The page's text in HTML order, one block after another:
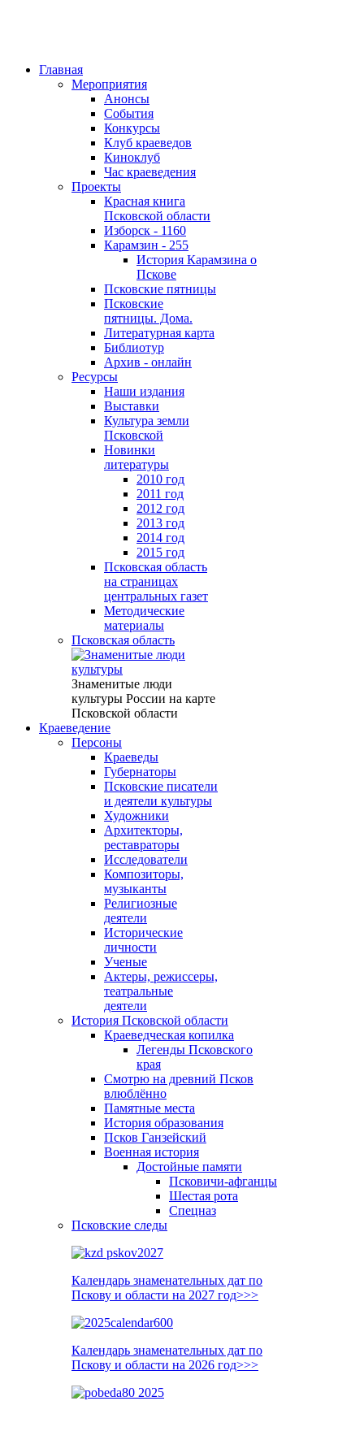
Главная
Мероприятия
Анонсы
События
Конкурсы
Клуб краеведов
Киноклуб
Час краеведения
Проекты
Красная книга
Псковской области
Изборск - 1160
Карамзин - 255
История Карамзина о
Пскове
Псковские пятницы
Псковские
пятницы. Дома.
Литературная карта
Библиотур
Архив - онлайн
Ресурсы
Наши издания
Выставки
Культура земли
Псковской
Новинки
литературы
2010 год
2011 год
2012 год
2013 год
2014 год
2015 год
Псковская область
на страницах
центральных газет
Методические
материалы
Псковская область
Знаменитые люди
культуры России на карте
Псковской области
Краеведение
Персоны
Краеведы
Губернаторы
Псковские писатели
и деятели культуры
Художники
Архитекторы,
реставраторы
Исследователи
Композиторы,
музыканты
Религиозные
деятели
Исторические
личности
Ученые
Актеры, режиссеры,
театральные
деятели
История Псковской области
Краеведческая копилка
Легенды Псковского
края
Смотрю на древний Псков
влюблённо
Памятные места
История образования
Псков Ганзейский
Военная история
Достойные памяти
Псковичи-афганцы
Шестая рота
Спецназ
Псковские следы
Календарь знаменательных дат по
Пскову и области на 2027 год>>>
Календарь знаменательных дат по
Пскову и области на 2026 год>>>